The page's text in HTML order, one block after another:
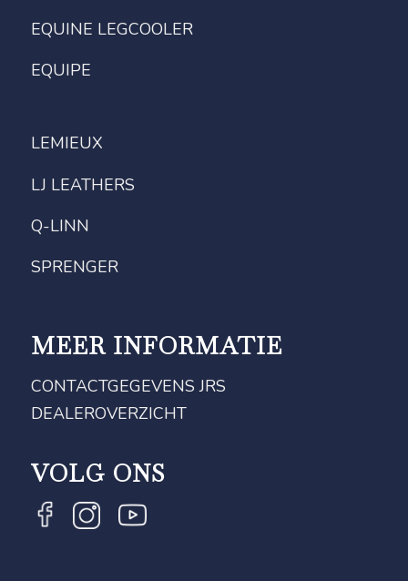
EQUINE LEGCOOLER
EQUIPE
LEMIEUX
LJ LEATHERS
Q-LINN
SPRENGER
MEER INFORMATIE
CONTACTGEGEVENS JRS
DEALEROVERZICHT
VOLG ONS